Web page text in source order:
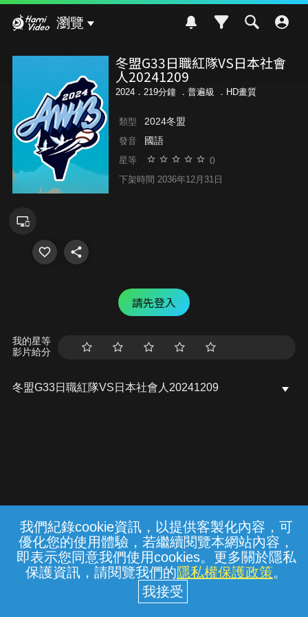
我們紀錄cookie資訊，以提供客製化內容，可
優化您的使用體驗，若繼續閱覽本網站內容，
即表示您同意我們使用cookies。更多關於隱私
保護資訊，請閱覽我們的隱私權保護政策。
瀏覽
冬盟G33日職紅隊VS日本社會
人20241209
2024．219分鐘 ． 普遍級 ．HD畫質
類型 2024冬盟
發音 國語
星等 0
下架時間 2036年12月31日
請先登入
我的星等
影片給分
冬盟G33日職紅隊VS日本社會人20241209
常見問題 線上客服 服務條款 隱私權保護
中華電信股份有限公司個人家庭分公司
(統一編號：96979949) © 2026
{{notifyMsg}}